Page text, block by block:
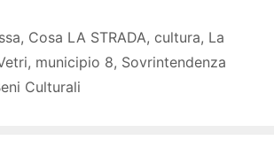
, Cosa LA STRADA, cultura, La
, municipio 8, Sovrintendenza
Culturali